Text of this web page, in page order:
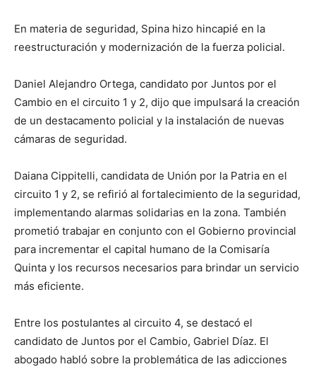
En materia de seguridad, Spina hizo hincapié en la
reestructuración y modernización de la fuerza policial.
Daniel Alejandro Ortega, candidato por Juntos por el
Cambio en el circuito 1 y 2, dijo que impulsará la creación
de un destacamento policial y la instalación de nuevas
cámaras de seguridad.
Daiana Cippitelli, candidata de Unión por la Patria en el
circuito 1 y 2, se refirió al fortalecimiento de la seguridad,
implementando alarmas solidarias en la zona. También
prometió trabajar en conjunto con el Gobierno provincial
para incrementar el capital humano de la Comisaría
Quinta y los recursos necesarios para brindar un servicio
más eficiente.
Entre los postulantes al circuito 4, se destacó el
candidato de Juntos por el Cambio, Gabriel Díaz. El
abogado habló sobre la problemática de las adicciones